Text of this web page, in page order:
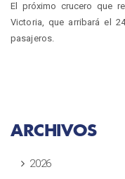
El próximo crucero que
Victoria, que arribará el
pasajeros.
ARCHIVOS
2026